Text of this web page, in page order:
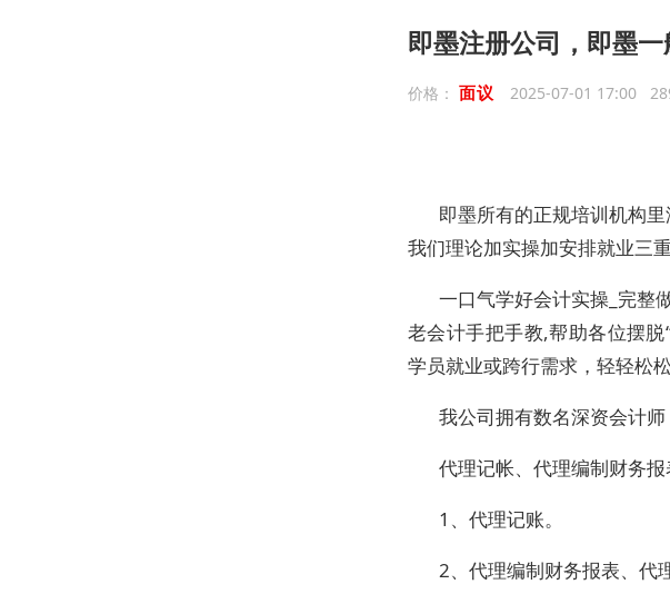
即墨注册公司，即墨
价格： 面议 2025-07-01 17:00
即墨所有的正规培训机构
我们理论加实操加安排就业三重
一口气学好会计实操_完整
老会计手把手教,帮助各位摆
学员就业或跨行需求，轻轻松
我公司拥有数名深资会计师
代理记帐、代理编制财务
1、代理记账。
2、代理编制财务报表、代